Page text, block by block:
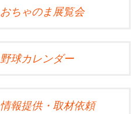
おちゃのま展覧会
野球カレンダー
情報提供・取材依頼